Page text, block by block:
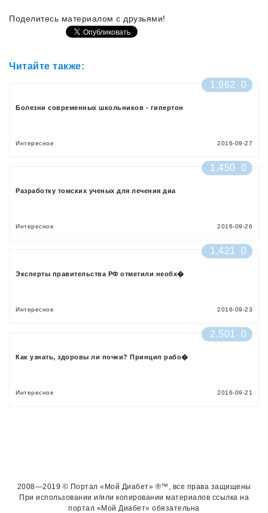
Поделитесь материалом с друзьями!
Читайте также:
1,962
0
Болезни современных школьников - гипертон
Интересное 2016-09-27
1,450 0
Разработку томских ученых для лечения диа
Интересное 2016-09-26
1,421 0
Эксперты правительства РФ отметили необх�
Интересное 2016-09-23
2,501 0
Как узнать, здоровы ли почки? Принцип рабо�
Интересное 2016-09-21
2008—2019 © Портал «Мой Диабет» ®™, все права защищены
При использовании и/или копировании материалов ссылка на
портал «Мой Диабет» обязательна